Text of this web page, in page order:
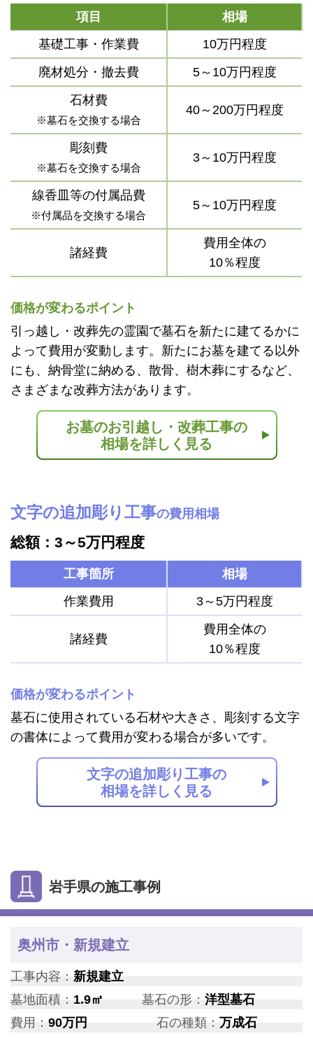
項目
相場
基礎工事・作業費
10万円程度
廃材処分・撤去費
5～10万円程度
石材費
※墓石を交換する場合
40～200万円程度
彫刻費
※墓石を交換する場合
3～10万円程度
線香皿等の付属品費
※付属品を交換する場合
5～10万円程度
諸経費
費用全体の
10％程度
価格が変わるポイント
引っ越し・改葬先の霊園で墓石を新たに建てるかに
よって費用が変動します。新たにお墓を建てる以外
にも、納骨堂に納める、散骨、樹木葬にするなど、
さまざまな改葬方法があります。
お墓のお引越し・改葬工事の
相場を詳しく見る
文字の追加彫り工事の費用相場
総額：3～5万円程度
工事箇所
相場
作業費用
3～5万円程度
諸経費
費用全体の
10％程度
価格が変わるポイント
墓石に使用されている石材や大きさ、彫刻する文字
の書体によって費用が変わる場合が多いです。
文字の追加彫り工事の
相場を詳しく見る
岩手県の施工事例
奥州市・新規建立
工事内容： 新規建立
墓地面積： 1.9㎡ 墓石の形：洋型墓石
費用： 90万円 石の種類： 万成石